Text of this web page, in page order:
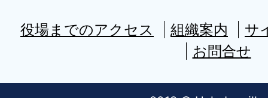
役場までのアクセス 組織案内
サ
お問合せ